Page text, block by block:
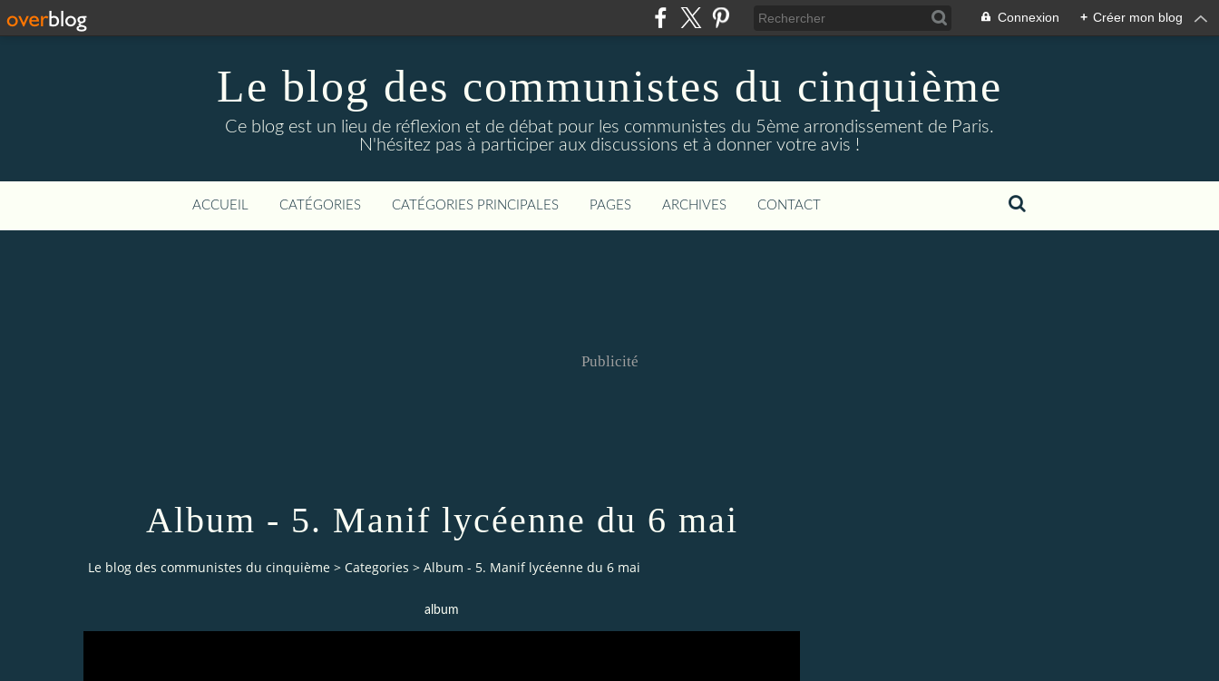
Connexion + Créer mon blog
Le blog des communistes du cinquième
Ce blog est un lieu de réflexion et de débat pour les communistes du 5ème arrondissement de Paris.
N'hésitez pas à participer aux discussions et à donner votre avis !
ACCUEIL CATÉGORIES CATÉGORIES PRINCIPALES PAGES ARCHIVES CONTACT
Publicité
Album - 5. Manif lycéenne du 6 mai
Le blog des communistes du cinquième > Categories > Album - 5. Manif lycéenne du 6 mai
album